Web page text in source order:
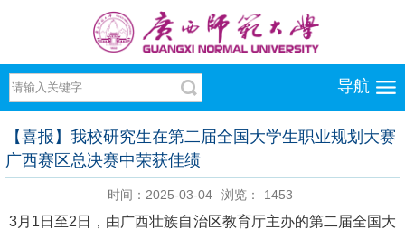
导航
【喜报】我校研究生在第二届全国大学生职业规划大赛
广西赛区总决赛中荣获佳绩
时间：2025-03-04 浏览： 1453
3月1日至2日，由广西壮族自治区教育厅主办的第二届全国大